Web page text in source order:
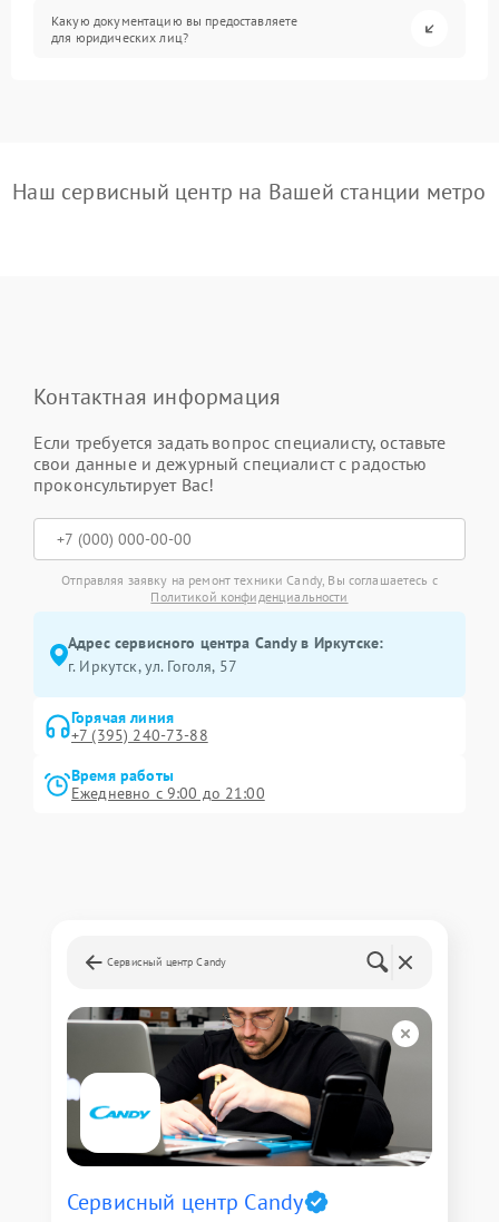
Какую документацию вы предоставляете
для юридических лиц?
Наш сервисный центр на Вашей станции метро
Контактная информация
Если требуется задать вопрос специалисту, оставьте
свои данные и дежурный специалист с радостью
проконсультирует Вас!
Отправляя заявку на ремонт техники Candy, Вы соглашаетесь с
Политикой конфиденциальности
Адрес сервисного центра Candy в Иркутске:
г. Иркутск, ул. ​Гоголя, 57
Горячая линия
+7 (395) 240-73-88
Время работы
Ежедневно с 9:00 до 21:00
Сервисный центр Candy
Сервисный центр Candy